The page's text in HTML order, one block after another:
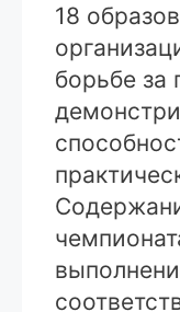
18
борьбе за